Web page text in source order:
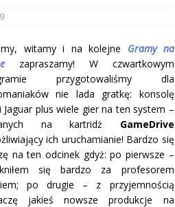
witamy i na kolejne Gramy na
zapraszamy! W czwartkowym
przygotowaliśmy dla
nie lada gratkę: konsolę
Jaguar plus wiele gier na ten system –
na kartridż GameDrive
ich uruchamianie! Bardzo się
na ten odcinek gdyż: po pierwsze –
się bardzo za profesorem
po drugie – z przyjemnością
jakieś nowsze produkcje na